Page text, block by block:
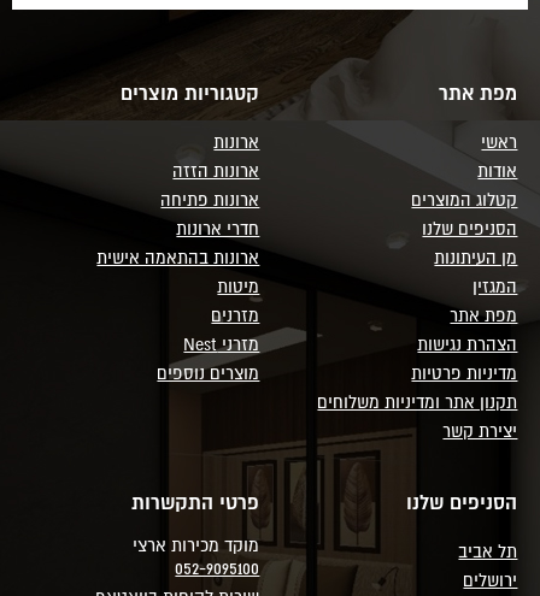
מפת אתר
ראשי
אודות
קטלוג המוצרים
הסניפים שלנו
מן העיתונות
המגזין
מפת אתר
הצהרת נגישות
מדיניות פרטיות
תקנון אתר ומדיניות משלוחים
יצירת קשר
קטגוריות מוצרים
ארונות
ארונות הזזה
ארונות פתיחה
חדרי ארונות
ארונות בהתאמה אישית
מיטות
מזרנים
מזרני Nest
מוצרים נוספים
הסניפים שלנו
תל אביב
ירושלים
פרטי התקשרות
מוקד מכירות ארצי
052-9095100